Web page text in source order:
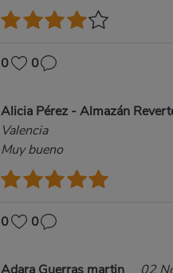
0 0
Alicia Pérez - Almazán
Valencia
Muy bueno
0 0